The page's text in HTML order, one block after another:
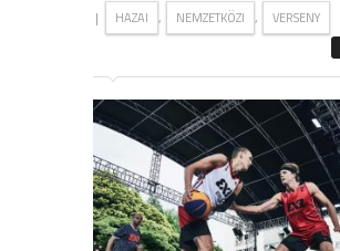
| HAZAI , NEMZETKÖZI , VERSENY